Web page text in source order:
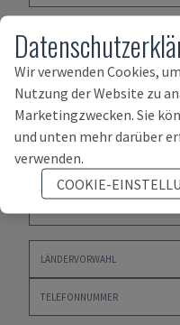
Wir verwenden Cookies,
Nutzung der Website zu
Marketingzwecken. Sie
und unten mehr darüber
verwenden.
COOKIE-